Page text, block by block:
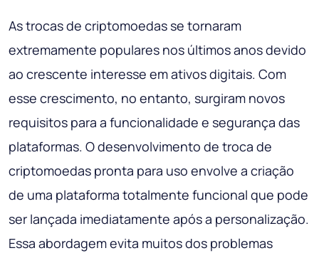
As trocas de criptomoedas se tornaram
extremamente populares nos últimos anos devido
ao crescente interesse em ativos digitais. Com
esse crescimento, no entanto, surgiram novos
requisitos para a funcionalidade e segurança das
plataformas. O desenvolvimento de troca de
criptomoedas pronta para uso envolve a criação
de uma plataforma totalmente funcional que pode
ser lançada imediatamente após a personalização.
Essa abordagem evita muitos dos problemas